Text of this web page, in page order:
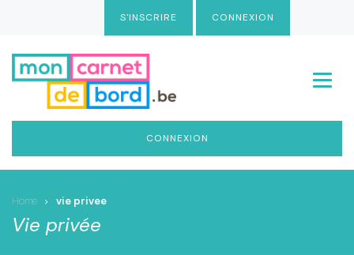
contenu
principal
S'INSCRIRE CONNEXION
Menu
CONNEXION
Home vie privee
Vie privée